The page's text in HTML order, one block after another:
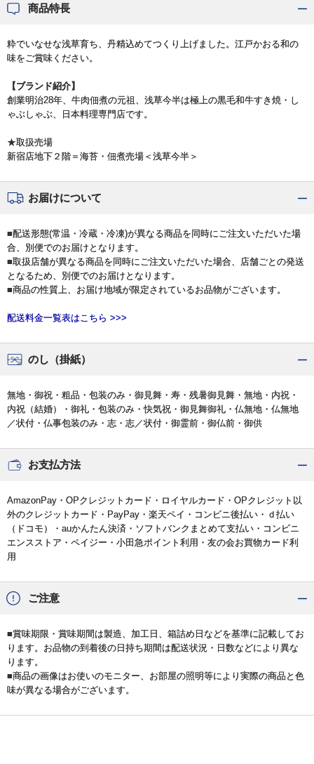
商品特長
粋でいなせな浅草育ち、丹精込めてつくり上げました。江戸かおる和の
味をご賞味ください。
【ブランド紹介】
創業明治28年、牛肉佃煮の元祖、浅草今半は極上の黒毛和牛すき焼・し
ゃぶしゃぶ、日本料理専門店です。
★取扱売場
新宿店地下２階＝海苔・佃煮売場＜浅草今半＞
お届けについて
■配送形態(常温・冷蔵・冷凍)が異なる商品を同時にご注文いただいた場
合、別便でのお届けとなります。
■取扱店舗が異なる商品を同時にご注文いただいた場合、店舗ごとの発送
となるため、別便でのお届けとなります。
■商品の性質上、お届け地域が限定されているお品物がございます。
配送料金一覧表はこちら >>>
のし（掛紙）
無地・御祝・粗品・包装のみ・御見舞・寿・残暑御見舞・無地・内祝・
内祝（結婚）・御礼・包装のみ・快気祝・御見舞御礼・仏無地・仏無地
／状付・仏事包装のみ・志・志／状付・御霊前・御仏前・御供
お支払方法
AmazonPay・OPクレジットカード・ロイヤルカード・OPクレジット以
外のクレジットカード・PayPay・楽天ペイ・コンビニ後払い・ｄ払い
（ドコモ）・auかんたん決済・ソフトバンクまとめて支払い・コンビニ
エンスストア・ペイジー・小田急ポイント利用・友の会お買物カード利
用
ご注意
■賞味期限・賞味期間は製造、加工日、箱詰め日などを基準に記載してお
ります。お品物の到着後の日持ち期間は配送状況・日数などにより異な
ります。
■商品の画像はお使いのモニター、お部屋の照明等により実際の商品と色
味が異なる場合がございます。